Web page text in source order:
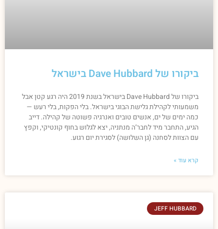
ביקורו של Dave Hubbard בישראל
ביקורו של Dave Hubbard בישראל בשנת 2019 היה רגע קטן אבל
משמעותי לקהילת גלישת הבוגי בישראל. בלי הפקות, בלי רעש —
כמה ימים של ים, אנשים טובים ואנרגיה פשוטה של קהילה. דייב
הגיע, התחבר מיד לחבר’ה מנתניה, יצא לגלוש בחוף קונטיקי, וקפץ
עם הצוות לסחנה (גן השלושה) לסגירת יום רגוע.
קרא עוד »
JEFF HUBBARD